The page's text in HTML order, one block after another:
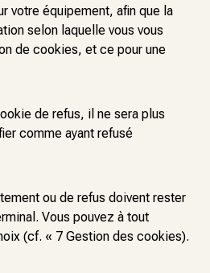
votre équipement, afin que la
selon laquelle vous vous
de cookies, et ce pour une
de refus, il ne sera plus
comme ayant refusé
ou de refus doivent rester
Vous pouvez à tout
(cf. « 7 Gestion des cookies).